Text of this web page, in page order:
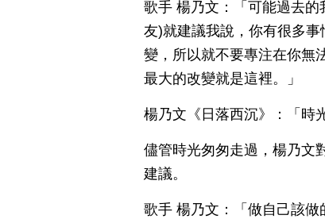
歌手 楊乃文：「可能過去
友)就建議我說，你有很多
變，所以就不要專注在你無
最大的改變就是這裡。」
楊乃文《日落西沉》：「時
儘管時光匆匆走過，楊乃文
建議。
歌手 楊乃文：「做自己該